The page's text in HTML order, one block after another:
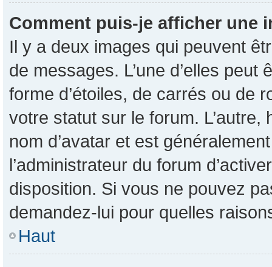
Comment puis-je afficher une
Il y a deux images qui peuvent
de messages. L’une d’elles
forme d’étoiles, de carrés ou de
votre statut sur le forum.
nom d’avatar et est
l’administrateur du forum
disposition. Si vous ne pouvez
demandez-lui pour quelles
Haut